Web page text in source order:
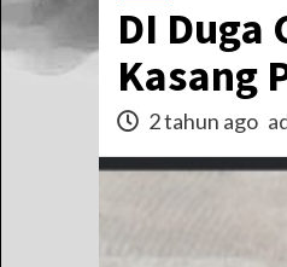
DI Duga
Kasang
2 tahun ago